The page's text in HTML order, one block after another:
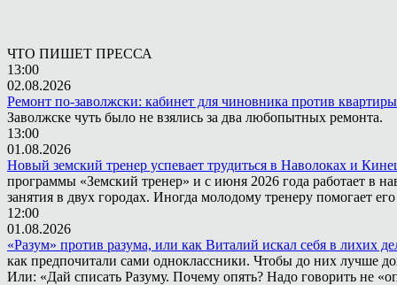
ЧТО ПИШЕТ ПРЕССА
13:00
02.08.2026
Ремонт по-заволжски: кабинет для чиновника против квартиры
Заволжске чуть было не взялись за два любопытных ремонта.
13:00
01.08.2026
Новый земский тренер успевает трудиться в Наволоках и
программы «Земский тренер» и с июня 2026 года работает в
занятия в двух городах. Иногда молодому тренеру помогает
12:00
01.08.2026
«Разум» против разума, или как Виталий искал себя в лихих
как предпочитали сами одноклассники. Чтобы до них лучше
Или: «Дай списать Разуму. Почему опять? Надо говорить не